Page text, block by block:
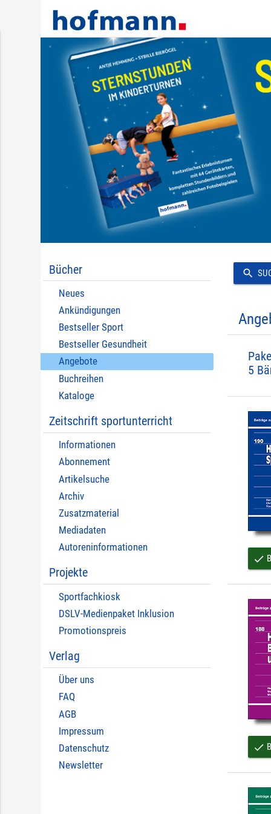
Bücher
Neues
Ankündigungen
Bestseller Sport
Bestseller Gesundheit
Angebote
Buchreihen
Kataloge
Zeitschrift sportunterricht
Informationen
Abonnement
Artikelsuche
Archiv
Zusatzmaterial
Mediadaten
Autoreninformationen
Projekte
Sportfachkiosk
DSLV-Medienpaket Inklusion
Promotionspreis
Verlag
Über uns
FAQ
AGB
Impressum
Datenschutz
Newsletter
search
5
done
done